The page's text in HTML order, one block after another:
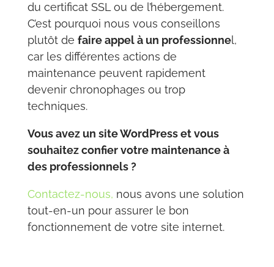
du certificat SSL ou de l’hébergement.
C’est pourquoi nous vous conseillons
plutôt de faire appel à un professionnel,
car les différentes actions de
maintenance peuvent rapidement
devenir chronophages ou trop
techniques.
Vous avez un site WordPress et vous
souhaitez confier votre maintenance à
des professionnels ?
Contactez-nous, nous avons une solution
tout-en-un pour assurer le bon
fonctionnement de votre site internet.